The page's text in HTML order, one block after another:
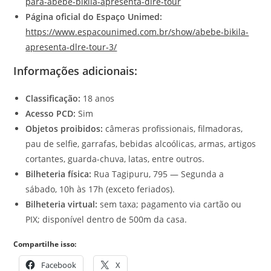
Página oficial do Espaço Unimed:
https://www.espacounimed.com.br/show/abebe-bikila-
apresenta-dlre-tour-3/
Informações adicionais:
Classificação: 18 anos
Acesso PCD: Sim
Objetos proibidos: câmeras profissionais, filmadoras,
pau de selfie, garrafas, bebidas alcoólicas, armas, artigos
cortantes, guarda-chuva, latas, entre outros.
Bilheteria física: Rua Tagipuru, 795 — Segunda a
sábado, 10h às 17h (exceto feriados).
Bilheteria virtual: sem taxa; pagamento via cartão ou
PIX; disponível dentro de 500m da casa.
Compartilhe isso:
Facebook X